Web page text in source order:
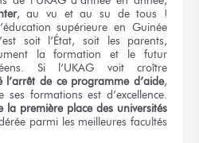
,au vu et au su de tous !
supérieureen Guinée
soit l’État,
soit les parents,
la formation
et le futur
Si l’UKAG
voit croître
l’arrêt de ce programmed’aide,
ses formations est d’excellence.
la premièreplacedes universités
parmi les meilleures facultés